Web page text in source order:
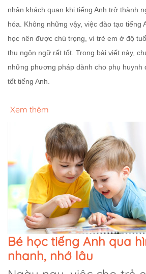
nhân khách quan khi tiếng Anh trở thành
hóa. Không những vậy, việc đào tạo tiếng
học nên được chú trọng, vì trẻ em ở độ
thu ngôn ngữ rất tốt. Trong bài viết này,
những phương pháp dành cho phụ huynh
tốt tiếng Anh.
Xem thêm
Bé học tiếng Anh qua
nhanh, nhớ lâu